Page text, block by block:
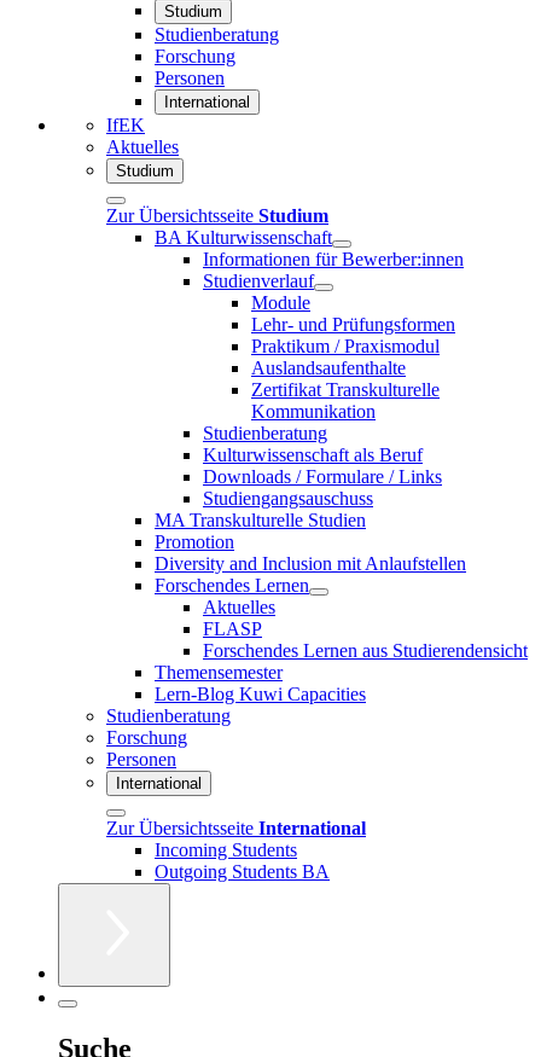
Studium
Studienberatung
Forschung
Personen
International
IfEK
Aktuelles
Studium
Zur Übersichtsseite Studium
BA Kulturwissenschaft
Informationen für Bewerber:innen
Studienverlauf
Module
Lehr- und Prüfungsformen
Praktikum / Praxismodul
Auslandsaufenthalte
Zertifikat Transkulturelle
Kommunikation
Studienberatung
Kulturwissenschaft als Beruf
Downloads / Formulare / Links
Studiengangsauschuss
MA Transkulturelle Studien
Promotion
Diversity and Inclusion mit Anlaufstellen
Forschendes Lernen
Aktuelles
FLASP
Forschendes Lernen aus Studierendensicht
Themensemester
Lern-Blog Kuwi Capacities
Studienberatung
Forschung
Personen
International
Zur Übersichtsseite International
Incoming Students
Outgoing Students BA
Suche